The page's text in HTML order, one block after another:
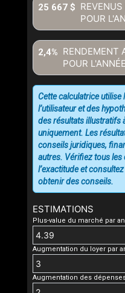
POUR
25 667 $
RENDEMENT
POUR L'ANNÉE
2,4%
ESTIMATIONS
Plus-value du marché par
Augmentation du loyer par
Augmentation des
Cette calculatrice
l’utilisateur et des
des résultats illustratifs
uniquement. Les
conseils juridiques,
autres. Vérifiez tous
l’exactitude et
obtenir des conseils.